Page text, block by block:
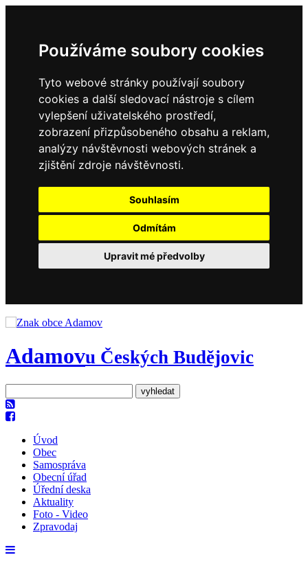
Používáme soubory cookies
Tyto webové stránky používají soubory
cookies a další sledovací nástroje s cílem
vylepšení uživatelského prostředí,
zobrazení přizpůsobeného obsahu a reklam,
analýzy návštěvnosti webových stránek a
zjištění zdroje návštěvnosti.
Souhlasím
Odmítám
Upravit mé předvolby
Adamovu Českých Budějovic
Úvod
Obec
Samospráva
Obecní úřad
Úřední deska
Aktuality
Foto - Video
Zpravodaj